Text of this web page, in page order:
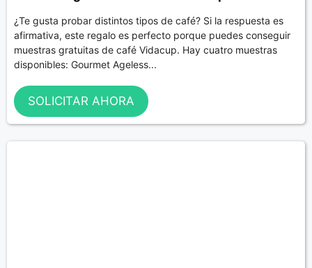
¿Te gusta probar distintos tipos de café? Si la respuesta es
afirmativa, este regalo es perfecto porque puedes conseguir
muestras gratuitas de café Vidacup. Hay cuatro muestras
disponibles: Gourmet Ageless...
SOLICITAR AHORA